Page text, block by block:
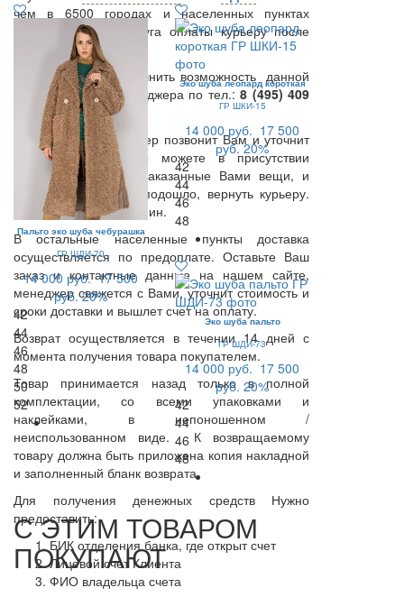
чем в 6500 городах и населенных пунктах
предоставляется услуга оплаты курьеру после
примерки.
Вы также можете уточнить возможность данной
услуги у нашего менеджера по тел.:8 (495) 409
67 27.
В день доставки Курьер позвонит Вам и уточнит
время доставки. Вы можете в присутствии
Курьера примерить заказанные Вами вещи, и
если что-то Вам не подошло, вернуть курьеру.
Время примерки -15 мин.
В остальные населенные пункты доставка
осуществляется по предоплате. Оставьте Ваш
заказ и контактные данные на нашем сайте,
менеджер свяжется с Вами, уточнит стоимость и
сроки доставки и вышлет счет на оплату.
Возврат осуществляется в течении 14 дней с
момента получения товара покупателем.
Товар принимается назад только в полной
комплектации, со всеми упаковками и
наклейками, в непоношенном /
неиспользованном виде. К возвращаемому
товару должна быть приложена копия накладной
и заполненный бланк возврата.
Для получения денежных средств Нужно
предоставить:
БИК отделения банка, где открыт счет
Лицевой счет Клиента
ФИО владельца счета
Пальто эко шуба чебурашка
ГР ШДИ-70
14 000 руб. 17 500
руб. 20%
42
44
46
48
50
52
Эко шуба леопард короткая
ГР ШКИ-15
14 000 руб. 17 500
руб. 20%
42
44
46
48
Эко шуба пальто
ГР ШДИ-73
14 000 руб. 17 500
руб. 20%
42
44
46
48
С ЭТИМ ТОВАРОМ
ПОКУПАЮТ